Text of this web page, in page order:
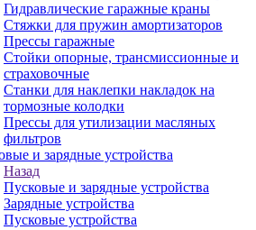
Гидравлические гаражные краны
Стяжки для пружин амортизаторов
Прессы гаражные
Стойки опорные, трансмиссионные и
страховочные
Станки для наклепки накладок на
тормозные колодки
Прессы для утилизации масляных
фильтров
и зарядные устройства
Назад
Пусковые и зарядные устройства
Зарядные устройства
Пусковые устройства